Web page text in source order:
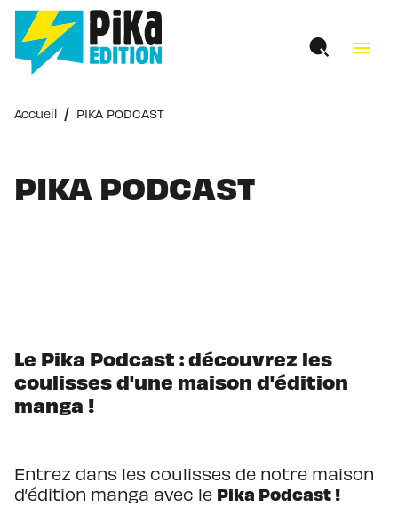
MENU RECHERCHE
PIED DE PAGE
menu
Accueil / PIKA PODCAST
PIKA PODCAST
Le Pika Podcast : découvrez les
coulisses d'une maison d'édition
manga !
Entrez dans les coulisses de notre maison
d’édition manga avec le Pika Podcast !